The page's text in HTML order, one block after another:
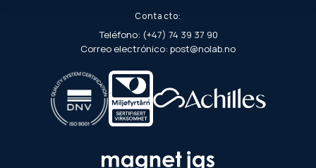
Contacto:
Teléfono: (+47) 74 39 37 90
Correo electrónico: post@nolab.no